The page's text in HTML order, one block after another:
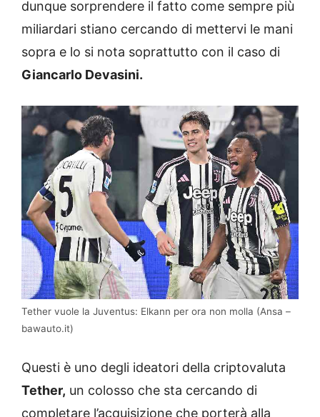
dunque sorprendere il fatto come sempre più
miliardari stiano cercando di mettervi le mani
sopra e lo si nota soprattutto con il caso di
Giancarlo Devasini.
Tether vuole la Juventus: Elkann per ora non molla (Ansa –
bawauto.it)
Questi è uno degli ideatori della criptovaluta
Tether, un colosso che sta cercando di
completare l’acquisizione che porterà alla